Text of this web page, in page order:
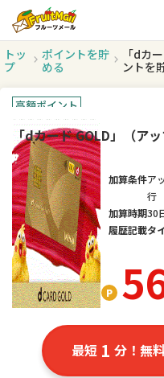
トッ
プ
ポイントを貯
める
「dカ
ントを
高額ポイント
「dカード GOLD」（アッ
加算条件ア
行
加算時期30
履歴記載タ
最短 1 分！無